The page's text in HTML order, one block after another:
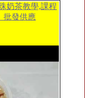
奶茶教學,課程
批發供應